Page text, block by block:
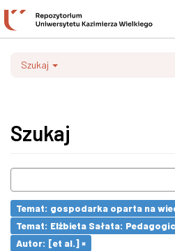
Szukaj
Szukaj
Temat: gospodarka oparta na
Temat: Elżbieta Sałata:
Autor: [et al.] ×